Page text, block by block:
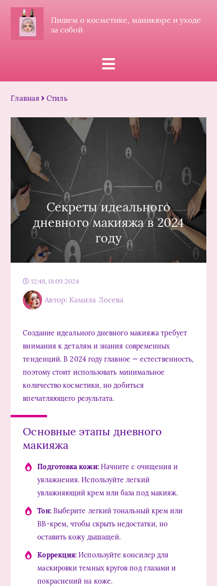
Пишем о косметике, маникюре и уходе
за собой
Главная Стиль
Секреты идеального
дневного макияжа в 2024
году
12:48, 18.09.2024
Автор: Камила Лосева
Создание идеального дневного макияжа требует
внимания к деталям и знания современных
тенденций. В 2024 году главное — естественность,
поэтому стоит использовать минимальное
количество косметики, но добиться
впечатляющего результата.
Основные этапы дневного
макияжа
Подготовка кожи:Начните с очищения и
увлажнения. Используйте легкий
увлажняющий крем или база под макияж.
Тон:Выберите легкий тональный крем или
BB-крем, чтобы скрыть недостатки, но
оставить кожу дышащей.
Коррекция: Используйте консилер для
маскировки темных кругов под глазами и
покраснений на коже.